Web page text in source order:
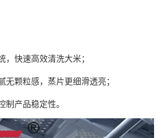
，快速高效清洗大米；
无颗粒感，蒸片更细滑透亮；
制产品稳定性。